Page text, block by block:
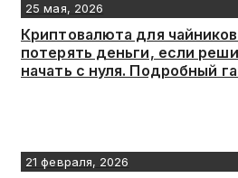
25 мая, 2026
Криптовалюта для
потерять деньги, если
начать с нуля. Подробный
21 февраля, 2026